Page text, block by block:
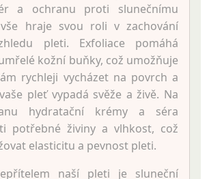
a ochranu proti slunečnímu
hraje svou roli v zachování
pleti. Exfoliace pomáhá
kožní buňky, což umožňuje
rychleji vycházet na povrch a
pleť vypadá svěže a živě. Na
hydratační krémy a séra
potřebné živiny a vlhkost, což
elasticitu a pevnost pleti.
naší pleti je sluneční